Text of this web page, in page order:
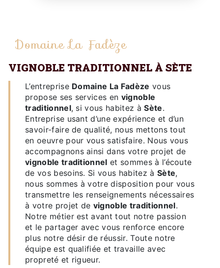
Domaine La Fadèze
VIGNOBLE TRADITIONNEL À SÈTE
L’entreprise Domaine La Fadèze vous
propose ses services en vignoble
traditionnel, si vous habitez àSète.
Entreprise usant d’une expérience et d’un
savoir-faire de qualité, nous mettons tout
en oeuvre pour vous satisfaire. Nous vous
accompagnons ainsi dans votre projet de
vignoble traditionnel et sommes à l’écoute
de vos besoins. Si vous habitez à Sète,
nous sommes à votre disposition pour vous
transmettre les renseignements nécessaires
à votre projet de vignoble traditionnel.
Notre métier est avant tout notre passion
et le partager avec vous renforce encore
plus notre désir de réussir. Toute notre
équipe est qualifiée et travaille avec
propreté et rigueur.